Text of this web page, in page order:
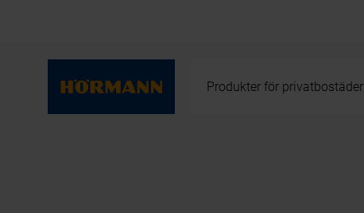
Produkter för privatbostäder